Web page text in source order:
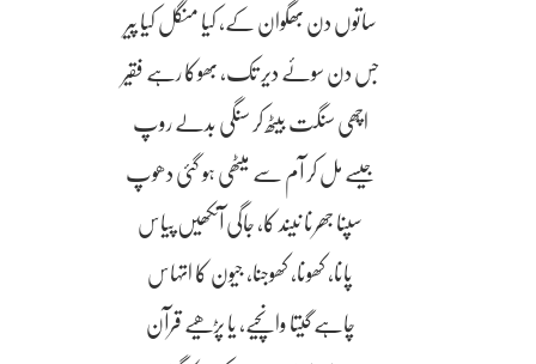
ساتوں دن بھگوان کے، کیا منگل کیا پیر
جس دن سوئے دیر تک، بھوکا رہے فقیر
اچھی سنگت بیٹھ کر سنگی بدلے روپ
جیسے مل کر آم سے میٹھی ہو گئی دھوپ
سپنا جھرنا نیند کا، جاگی آنکھیں پیاس
پانا، کھونا، کھوجنا، جیون کا اتہاس
چاہے گیتا وانچیے، یا پڑھیے قرآن